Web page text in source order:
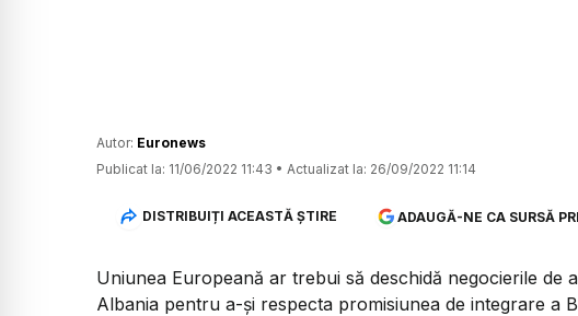
Autor: Euronews
Publicat la: 11/06/2022 11:43 • Actualizat la: 26/09/2022 11:14
DISTRIBUIȚI ACEASTĂ ȘTIRE ADAUGĂ-NE CA SURSĂ
Uniunea Europeană ar trebui să deschidă negocierile de
Albania pentru a-şi respecta promisiunea de integrare a